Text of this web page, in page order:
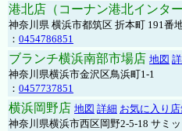
港北店（コーナン港北インター
神奈川県 横浜市都筑区 折本町 191番
： 0454786851
ブランチ横浜南部市場店 地図
神奈川県横浜市金沢区鳥浜町1-1
： 0457737851
横浜岡野店 地図 詳細 お気に入り
神奈川県横浜市西区岡野2-5-18 サミ